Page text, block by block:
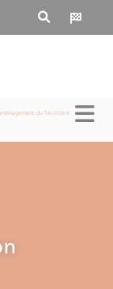
du Territoire